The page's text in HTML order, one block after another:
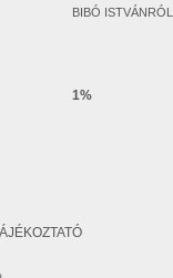
BIBÓ ISTVÁNRÓL
1%